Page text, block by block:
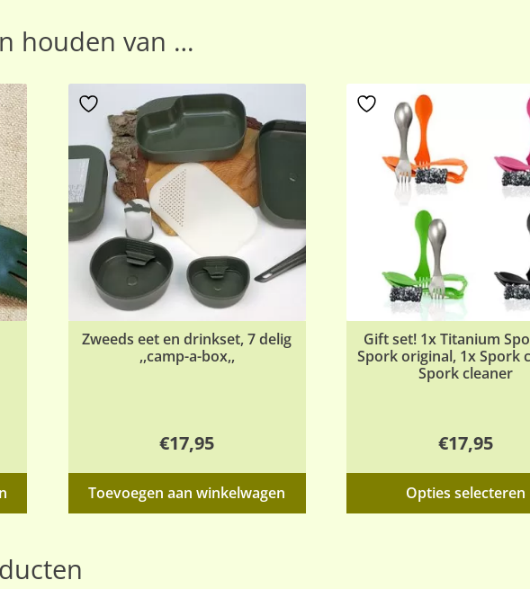
houden van …
Zweeds eet en drinkset, 7 delig
,,camp-a-box,,
€17,95
Toevoegen aan winkelwagen
Gift set! 1x Titanium
Spork original, 1x Spork
Spork cleaner
€17,95
Opties selecteren